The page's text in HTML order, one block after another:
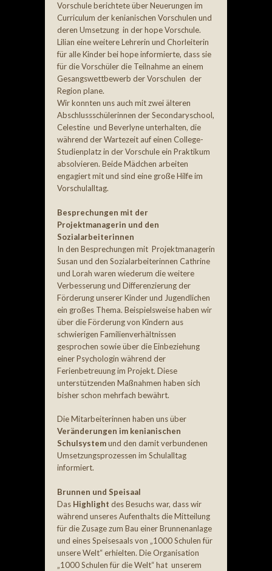
Vorschule berichtete über Neuerungen im
Curriculum der kenianischen Vorschulen und
deren Umsetzung in der hope Vorschule.
Lilian eine weitere Lehrerin und Chorleiterin
für alle Kinder bei hope informierte, dass sie
für die Vorschüler die Teilnahme an einem
Gesangswettbewerb der Vorschulen der
Region plane.
Wir konnten uns auch mit zwei älteren
Abschlussschülerinnen der Secondaryschool,
Celestine und Beverlyne unterhalten, die
während der Wartezeit auf einen College-
Studienplatz in der Vorschule ein Praktikum
absolvieren. Beide Mädchen arbeiten
engagiert mit und sind eine große Hilfe im
Vorschulalltag.
Besprechungen mit der
Projektmanagerin und den
Sozialarbeiterinnen
In den Besprechungen mit Projektmanagerin
Susan und den Sozialarbeiterinnen Cathrine
und Lorah waren wiederum die weitere
Verbesserung und Differenzierung der
Förderung unserer Kinder und Jugendlichen
ein großes Thema. Beispielsweise haben wir
über die Förderung von Kindern aus
schwierigen Familienverhältnissen
gesprochen sowie über die Einbeziehung
einer Psychologin während der
Ferienbetreuung im Projekt. Diese
unterstützenden Maßnahmen haben sich
bisher schon mehrfach bewährt.
Die Mitarbeiterinnen haben uns über
Veränderungen im kenianischen
Schulsystemund den damit verbundenen
Umsetzungsprozessen im Schulalltag
informiert.
Brunnen und Speisaal
Das Highlight des Besuchs war, dass wir
während unseres Aufenthalts die Mitteilung
für die Zusage zum Bau einer Brunnenanlage
und eines Speisesaals von „1000 Schulen für
unsere Welt“ erhielten. Die Organisation
„1000 Schulen für die Welt“ hat unserem